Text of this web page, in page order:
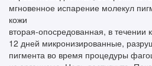
мгновенное испарение молекул
кожи
вторая-опосредованная, в течении
12 дней микронизированные,
пигмента во время процедуры